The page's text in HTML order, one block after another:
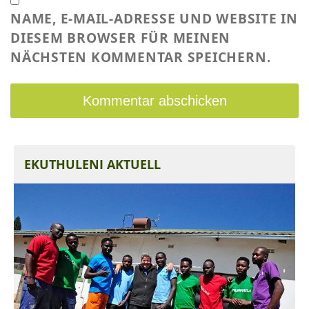
NAME, E-MAIL-ADRESSE UND WEBSITE IN
DIESEM BROWSER FÜR MEINEN
NÄCHSTEN KOMMENTAR SPEICHERN.
EKUTHULENI AKTUELL